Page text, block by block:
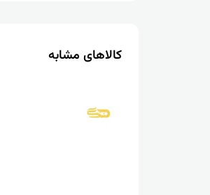
کالاهای مشابه